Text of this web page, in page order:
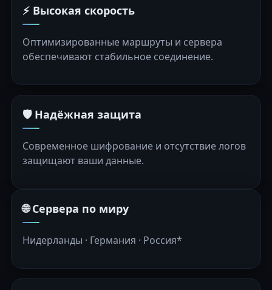
⚡ Высокая скорость
Оптимизированные маршруты и сервера
обеспечивают стабильное соединение.
🛡️ Надёжная защита
Современное шифрование и отсутствие логов
защищают ваши данные.
🌐 Сервера по миру
Нидерланды · Германия · Россия*